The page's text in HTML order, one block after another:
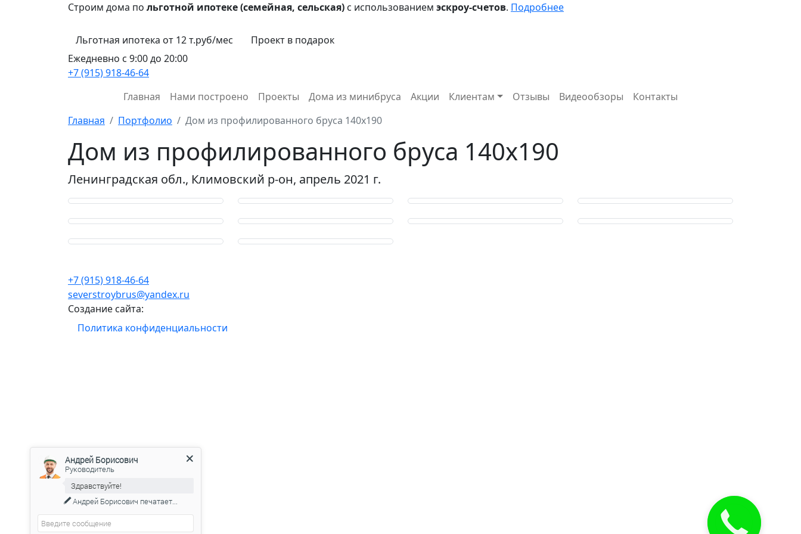
Строим дома по льготной ипотеке (семейная, сельская) с использованием эскроу-счетов. Подробнее
Льготная ипотека от 12 т.руб/мес
Проект в подарок
Ежедневно с 9:00 до 20:00
+7 (915) 918-46-64
Главная
Нами построено Проекты Дома из минибруса Акции Клиентам Отзывы Видеообзоры
Контакты
Главная
Портфолио Дом из профилированного бруса 140х190
Дом из профилированного бруса 140х190
Ленинградская обл., Климовский р-он, апрель 2021 г.
+7 (915) 918-46-64
severstroybrus@yandex.ru
Создание сайта:
Политика конфиденциальности
Андрей Борисович
Руководитель
Здравствуйте!
Андрей Борисович печатает...